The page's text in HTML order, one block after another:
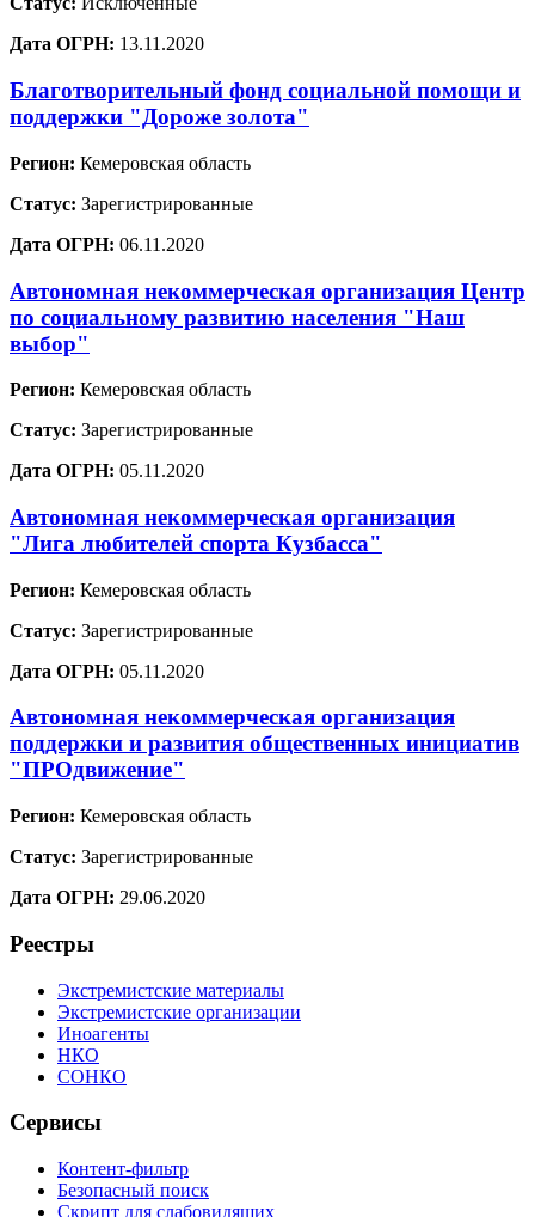
Дата ОГРН: 13.11.2020
Благотворительный фонд социальной помощи и
поддержки "Дороже золота"
Регион: Кемеровская область
Статус: Зарегистрированные
Дата ОГРН: 06.11.2020
Автономная некоммерческая организация Центр
по социальному развитию населения "Наш
выбор"
Регион: Кемеровская область
Статус: Зарегистрированные
Дата ОГРН: 05.11.2020
Автономная некоммерческая организация
"Лига любителей спорта Кузбасса"
Регион: Кемеровская область
Статус: Зарегистрированные
Дата ОГРН: 05.11.2020
Автономная некоммерческая организация
поддержки и развития общественных инициатив
"ПРОдвижение"
Регион: Кемеровская область
Статус: Зарегистрированные
Дата ОГРН: 29.06.2020
Реестры
Экстремистские материалы
Экстремистские организации
Иноагенты
НКО
СОНКО
Сервисы
Контент-фильтр
Безопасный поиск
Скрипт для слабовидящих